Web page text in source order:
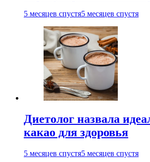
5 месяцев спустя5 месяцев спустя
Диетолог назвала
какао для здоровья
5 месяцев спустя5 месяцев спустя